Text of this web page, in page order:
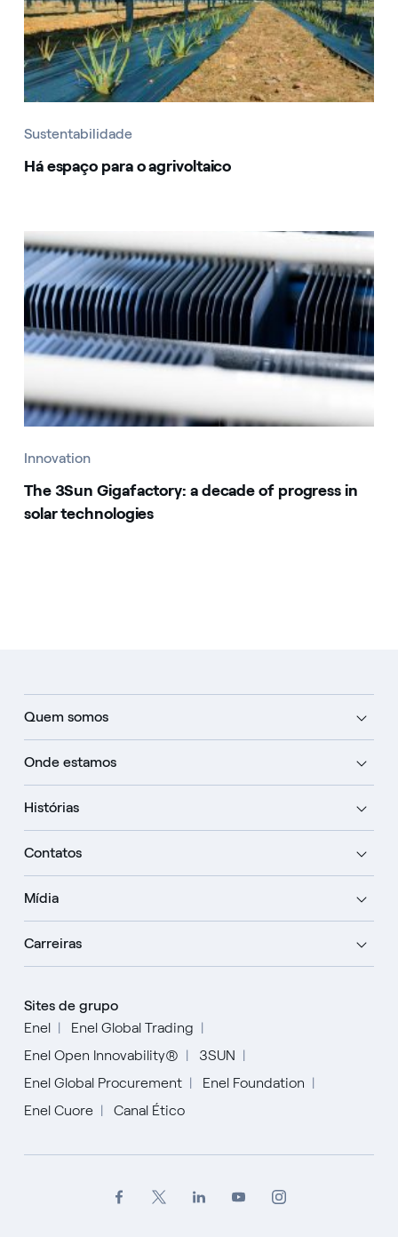
Sustentabilidade
Há espaço para o agrivoltaico
Innovation
The 3Sun Gigafactory: a decade of progress in
solar technologies
Quem somos
Onde estamos
Histórias
Contatos
Mídia
Carreiras
Sites de grupo
Enel
Enel Global Trading
Enel Open Innovability®
3SUN
Enel Global Procurement
Enel Foundation
Enel Cuore
Canal Ético